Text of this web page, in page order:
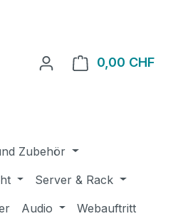
0,00 CHF
Zubehör
Server & Rack
Audio
Webauftritt